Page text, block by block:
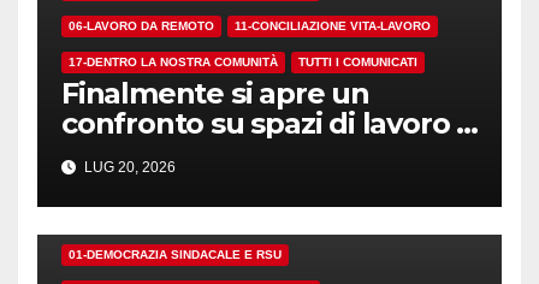
06-LAVORO DA REMOTO 11-CONCILIAZIONE VITA-LAVORO
17-DENTRO LA NOSTRA COMUNITÀ TUTTI I COMUNICATI
Finalmente si apre un
confronto su spazi di lavoro e
dotazioni
LUG 20, 2026
01-DEMOCRAZIA SINDACALE E RSU